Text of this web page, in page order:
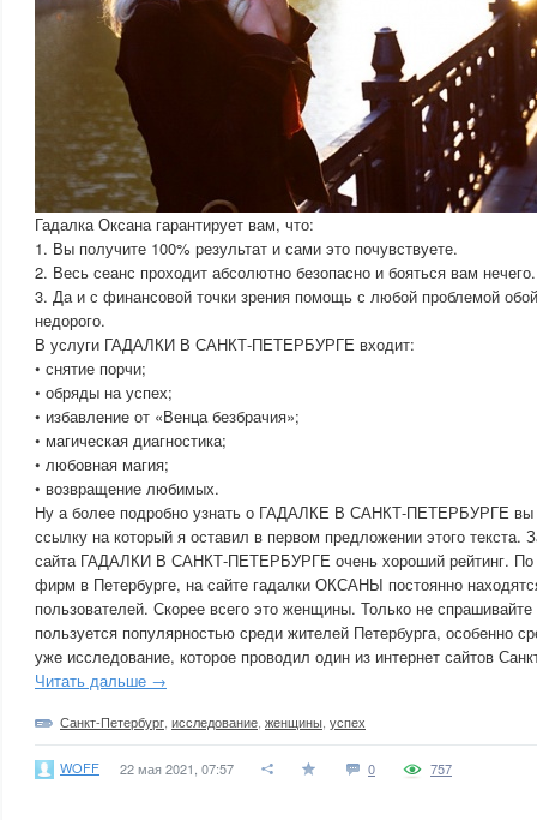
Гадалка Оксана гарантирует вам, что:
1. Вы получите 100% результат и сами это почувствуете.
2. Весь сеанс проходит абсолютно безопасно и бояться вам нечего.
3. Да и с финансовой точки зрения помощь с любой проблемой
недорого.
В услуги ГАДАЛКИ В САНКТ-ПЕТЕРБУРГЕ входит:
• снятие порчи;
• обряды на успех;
• избавление от «Венца безбрачия»;
• магическая диагностика;
• любовная магия;
• возвращение любимых.
Ну а более подробно узнать о ГАДАЛКЕ В САНКТ-ПЕТЕРБУРГЕ вы
ссылку на который я оставил в первом предложении этого текста.
сайта ГАДАЛКИ В САНКТ-ПЕТЕРБУРГЕ очень хороший рейтинг. По
фирм в Петербурге, на сайте гадалки ОКСАНЫ постоянно
пользователей. Скорее всего это женщины. Только не
пользуется популярностью среди жителей Петербурга, особенно
уже исследование, которое проводил один из интернет сайтов
Читать дальше →
Санкт-Петербург исследование женщины успех
WOFF 22 мая 2021, 07:57 0 757